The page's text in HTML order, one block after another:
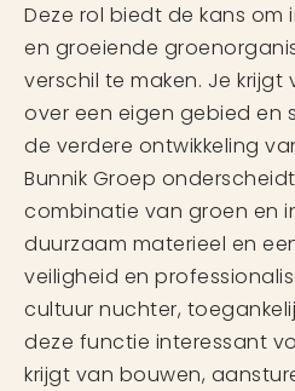
Deze rol biedt de kans om
en groeiende
verschil te maken. Je
over een eigen gebied en
de verdere ontwikkeling
Bunnik Groep
combinatie van groen en
duurzaam materieel en
veiligheid en
cultuur nuchter,
deze functie interessant
krijgt van bouwen,